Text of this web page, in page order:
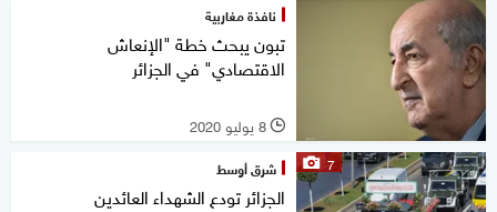
نافذة مغاربية
تبون يبحث خطة "الإنعاش
الاقتصادي" في الجزائر
l 8 يوليو 2020
7 شرق أوسط
الجزائر تودع الشهداء العائدين